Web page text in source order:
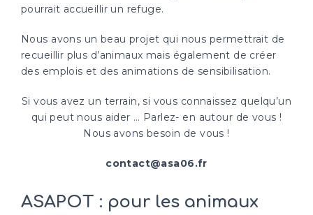
pourrait accueillir un refuge.
Nous avons un beau projet qui nous permettrait de
recueillir plus d’animaux mais également de créer
des emplois et des animations de sensibilisation.
Si vous avez un terrain, si vous connaissez quelqu’un
qui peut nous aider … Parlez- en autour de vous !
Nous avons besoin de vous !
contact@asa06.fr
ASAPOT : pour les animaux